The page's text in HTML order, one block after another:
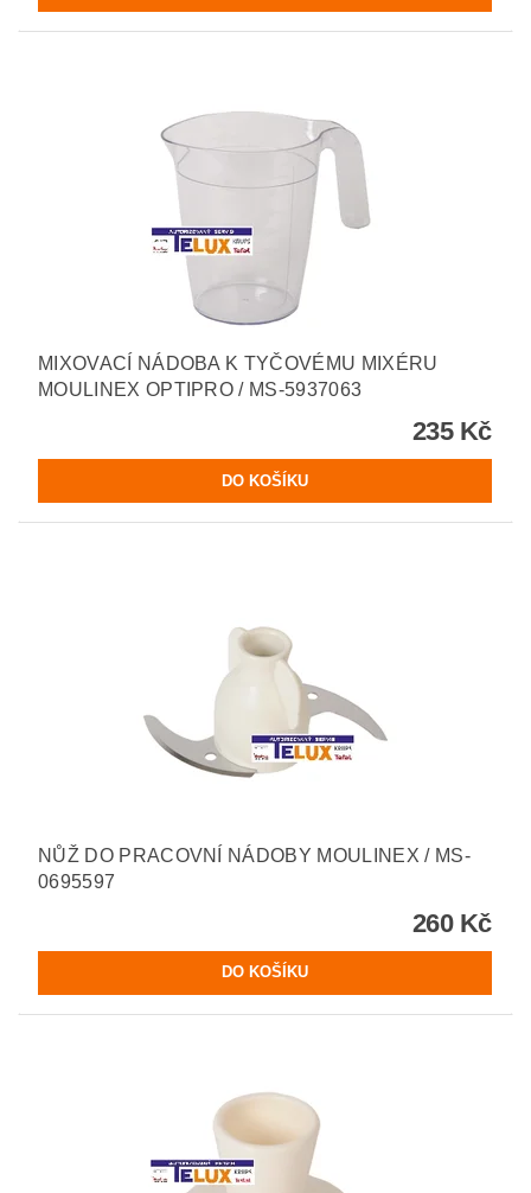
MIXOVACÍ NÁDOBA K TYČOVÉMU MIXÉRU
MOULINEX OPTIPRO / MS-5937063
235 Kč
NŮŽ DO PRACOVNÍ NÁDOBY MOULINEX / MS-
0695597
260 Kč